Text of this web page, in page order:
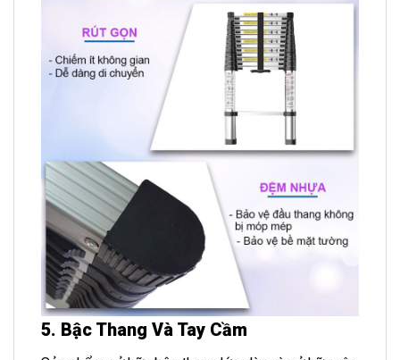
5. Bậc Thang Và Tay Cầm